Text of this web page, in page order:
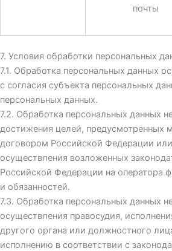
почты
7. Условия обработки персональных
7.1. Обработка персональных данных
с согласия субъекта персональных
персональных данных.
7.2. Обработка персональных данных
достижения целей, предусмотренных
договором Российской Федерации
осуществления возложенных
Российской Федерации на оператора
и обязанностей.
7.3. Обработка персональных данных
осуществления правосудия,
другого органа или должностного
исполнению в соответствии с